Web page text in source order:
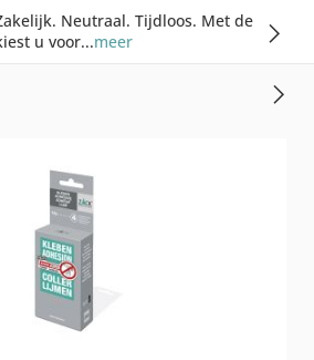
Neutraal. Tijdloos. Met de
u voor...meer